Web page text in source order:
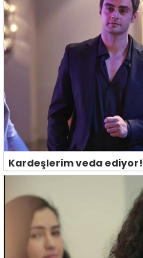
Kardeşlerim veda ediyor!